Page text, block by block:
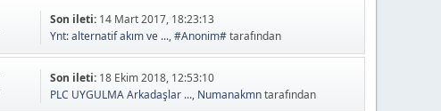
Son ileti: 14 Mart 2017, 18:23:13
Ynt: alternatif akım ve ...,#Anonim#tarafından
Son ileti: 18 Ekim 2018, 12:53:10
PLC UYGULMA Arkadaşlar ..., Numanakmntarafından